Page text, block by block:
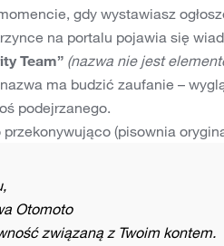
gdy wystawiasz
na portalu pojawia się
Team” (nazwa nie jest
ma budzić zaufanie –
podejrzanego.
(pisownia
Otomoto
związaną z Twoim kontem.